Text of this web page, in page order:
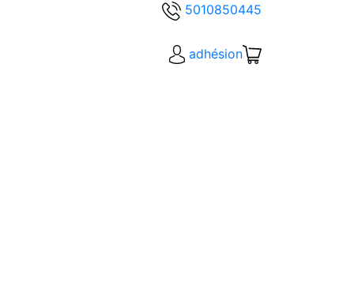
5010850445
adhésion